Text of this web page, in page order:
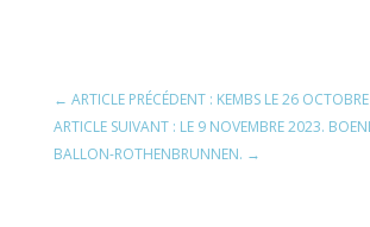
← ARTICLE PRÉCÉDENT : KEMBS LE 26
ARTICLE SUIVANT : LE 9 NOVEMBRE 2023.
BALLON-ROTHENBRUNNEN. →